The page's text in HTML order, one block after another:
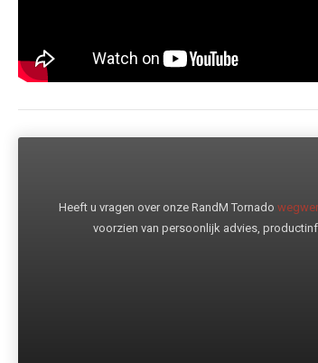
Heeft u vragen over onze RandM Tornado
voorzien van persoonlijk advies,